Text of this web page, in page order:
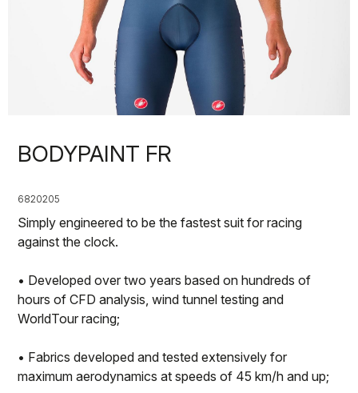
BODYPAINT FR
6820205
Simply engineered to be the fastest suit for racing
against the clock.
• Developed over two years based on hundreds of
hours of CFD analysis, wind tunnel testing and
WorldTour racing;
• Fabrics developed and tested extensively for
maximum aerodynamics at speeds of 45 km/h and up;